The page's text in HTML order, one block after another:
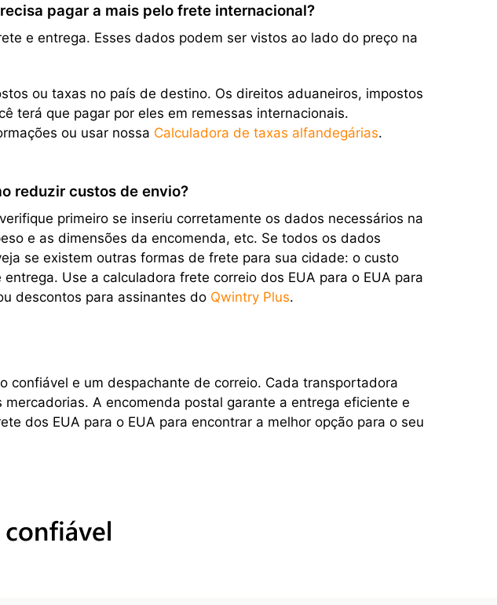
pagar a mais pelo frete internacional?
e entrega. Esses dados podem ser vistos ao lado do preço na
ou taxas no país de destino. Os direitos aduaneiros, impostos
terá que pagar por eles em remessas internacionais.
ou usar nossa Calculadora de taxas alfandegárias.
reduzir custos de envio?
primeiro se inseriu corretamente os dados necessários na
e as dimensões da encomenda, etc. Se todos os dados
se existem outras formas de frete para sua cidade: o custo
Use a calculadora frete correio dos EUA para o EUA para
descontos para assinantes do Qwintry Plus.
confiável e um despachante de correio. Cada transportadora
A encomenda postal garante a entrega eficiente e
dos EUA para o EUA para encontrar a melhor opção para o seu